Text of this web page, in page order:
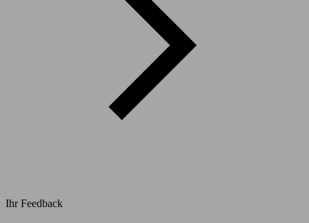
Ihr Feedback